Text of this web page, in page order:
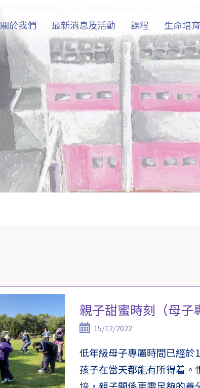
關於我們 最新消息及活動 課程 生命培育
親子甜蜜時刻（母子
15/12/2022
低年級母子專屬時間已經
孩子在當天都能有所得着。